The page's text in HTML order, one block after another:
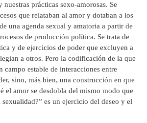
prácticas sexo-amorosas. Se
que relataban al amor y dotaban a los
una agenda sexual y amatoria a partir de
de producción política. Se trata de
y de ejercicios de poder que excluyen a
a otros. Pero la codificación de la que
campo estable de interacciones entre
sino, más bien, una construcción en que
el amor se desdobla del mismo modo que
es un ejercicio del deseo y el